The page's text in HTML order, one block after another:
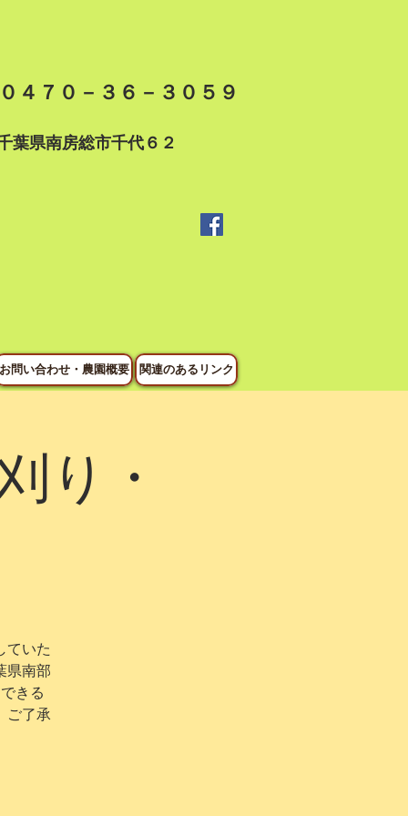
４７０－３６－３０５９
県南房総市千代６２
問い合わせ・農園概要 関連のあるリンク
り・
ていた
県南部
きる
ご了承